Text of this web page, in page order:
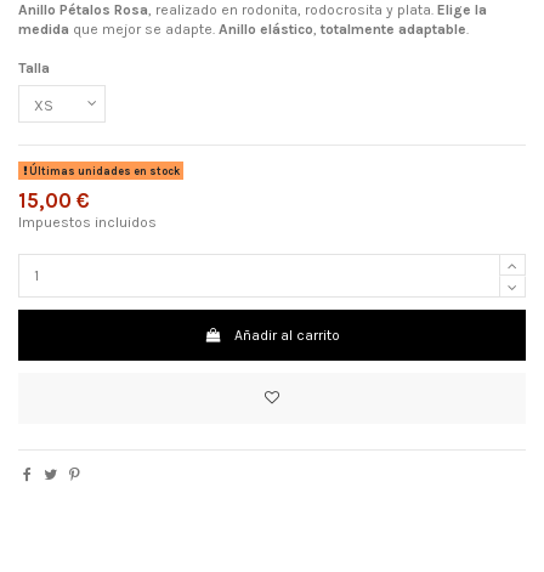
Anillo Pétalos Rosa, realizado en rodonita, rodocrosita y plata. Elige la
medida que mejor se adapte. Anillo elástico, totalmente adaptable.
Talla
Últimas unidades en stock
15,00 €
Impuestos incluidos
Añadir al carrito